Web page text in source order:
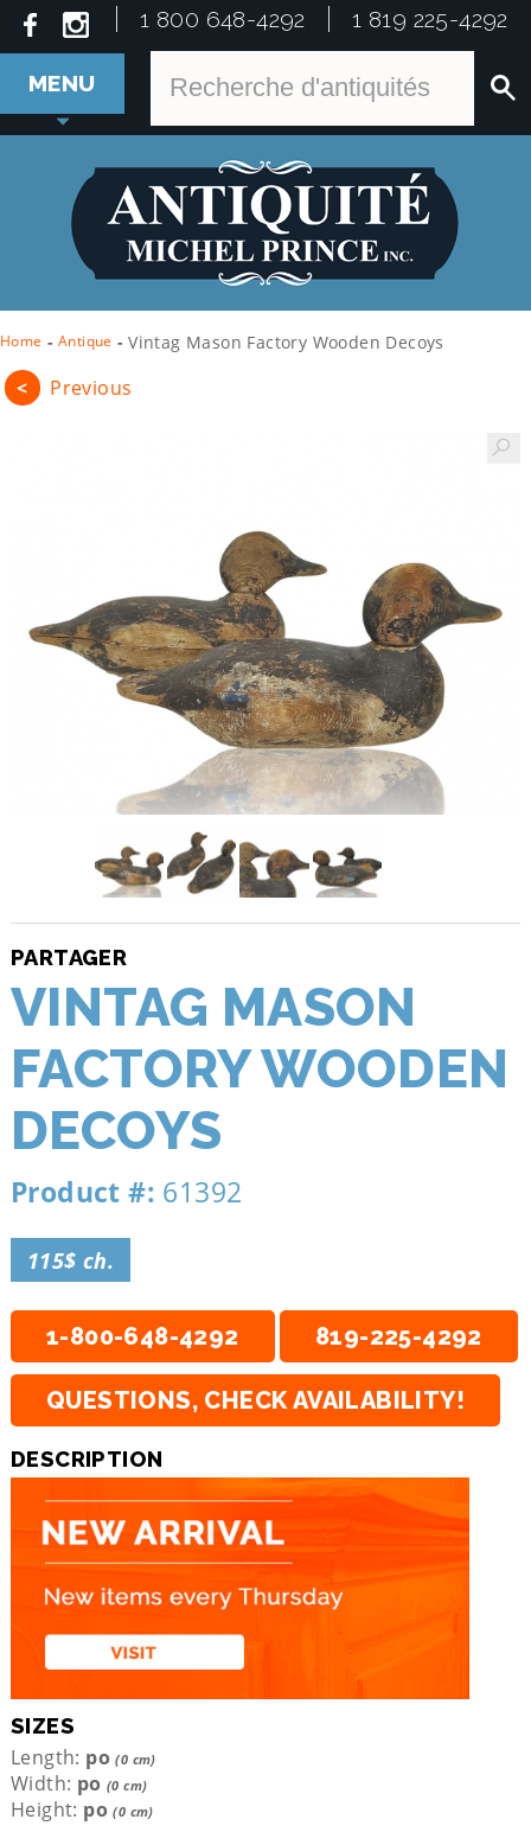
1 800 648-4292 1 819 225-4292
MENU
Home - Antique - Vintag Mason Factory Wooden Decoys
< Previous
PARTAGER
VINTAG MASON
FACTORY WOODEN
DECOYS
Product #: 61392
115$ ch.
1-800-648-4292 819-225-4292
QUESTIONS, CHECK AVAILABILITY!
DESCRIPTION
SIZES
Length: po(0 cm)
Width: po (0 cm)
Height: po(0 cm)